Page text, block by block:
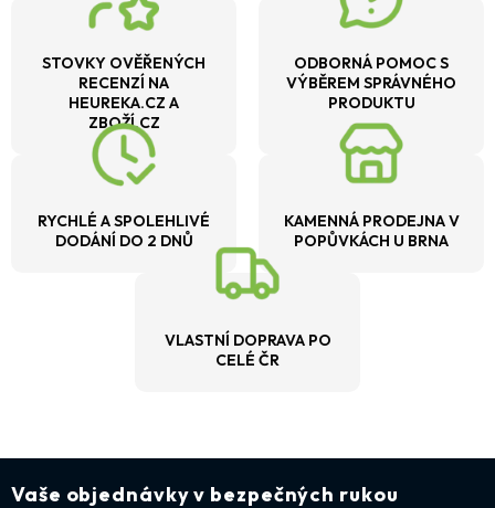
STOVKY OVĚŘENÝCH
RECENZÍ NA
HEUREKA.CZ A
ZBOŽÍ.CZ
ODBORNÁ POMOC S
VÝBĚREM SPRÁVNÉHO
PRODUKTU
RYCHLÉ A SPOLEHLIVÉ
DODÁNÍ DO 2 DNŮ
KAMENNÁ PRODEJNA V
POPŮVKÁCH U BRNA
VLASTNÍ DOPRAVA PO
CELÉ ČR
Vaše objednávky v bezpečných rukou